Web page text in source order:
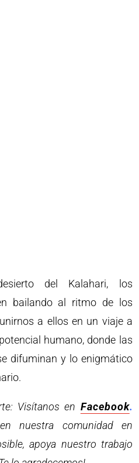
del Kalahari, los
bailando al ritmo de los
a ellos en un viaje a
humano, donde las
difuminan y lo enigmático
Visítanos en Facebook.
nuestra comunidad en
apoya nuestro trabajo